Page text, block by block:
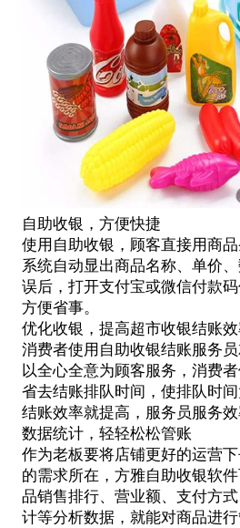
自助收银，方便快捷
使用 自助收银 ，顾客直接用商
系统自动显出商品名称、单价
误后，打开支付宝或微信付款
方便省事。
优化收银，提高超市收银结账
消费者使用自助收银结账服务
以全心全意为顾客服务，消费
省去结账排队时间，使排队时
结账效率就提高，服务员服务效
数据统计，轻轻松松管账
作为老板要将店铺更好的运营
的需求所在，方雅自助收银软
品销售排行、营业额、支付方
计等分析数据，就能对商品进